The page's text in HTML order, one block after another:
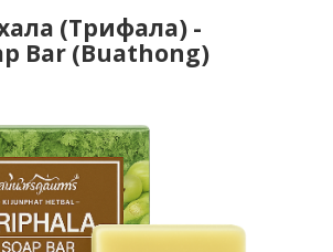
(Трифала) -
Bar (Buathong)